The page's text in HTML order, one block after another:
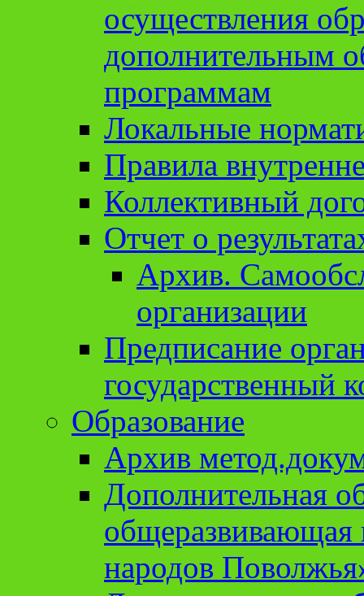
осуществления
дополнительным
программам
Локальные
Правила
Коллективный
Отчет о
Архив.
организации
Предписание
государственный
Образование
Архив
Дополнительная
народов